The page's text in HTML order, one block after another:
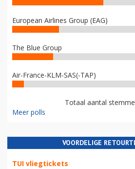
European Airlines Group (EAG)
The Blue Group
Air-France-KLM-SAS(-TAP)
Totaal aantal
Meer polls
VOORDELIGE
TUI vliegtickets